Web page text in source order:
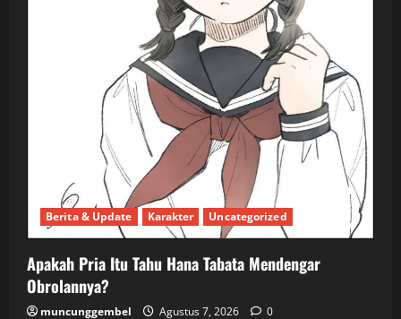
Berita & Update Karakter Uncategorized
Apakah Pria Itu Tahu Hana Tabata Mendengar
Obrolannya?
muncunggembel Agustus 7, 2026 0